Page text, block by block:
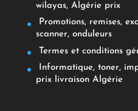
wilayas, Algérie prix
Promotions, remises,
scanner, onduleurs
Termes et conditions
Informatique, toner,
prix livraison Algérie